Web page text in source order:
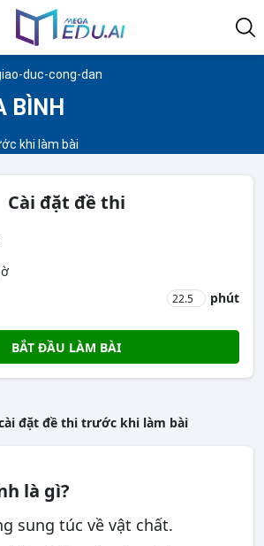
duc-cong-dan
BÌNH
khi làm bài
Cài đặt đề thi
phút
BẮT ĐẦU LÀM BÀI
đặt đề thi trước khi làm bài
là gì?
sung túc về vật chất.